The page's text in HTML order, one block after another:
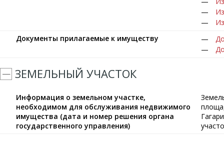
Документы прилагаемые к имуществу
ЗЕМЕЛЬНЫЙ УЧАСТОК
Информация о земельном участке,
необходимом для обслуживания недвижимого
имущества (дата и номер решения органа
государственного управления)